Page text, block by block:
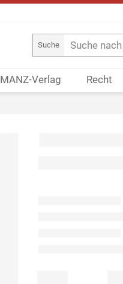
Suche
MANZ-Verlag Recht